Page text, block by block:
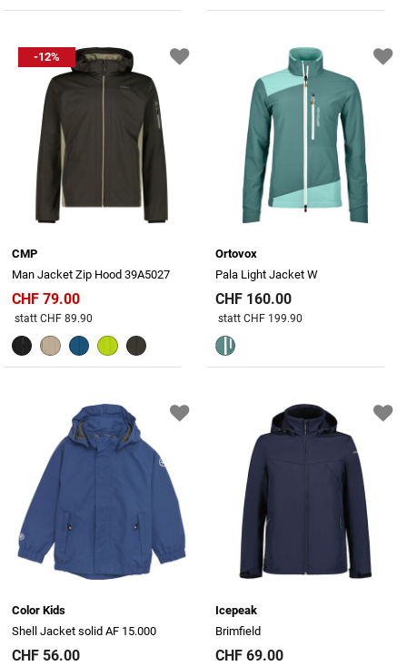
-12%
CMP
Man Jacket Zip Hood 39A5027
CHF 79.00
Preis reduziert von
statt CHF 89.90
Ortovox
Pala Light Jacket W
CHF 160.00
Preis reduziert von
statt CHF 199.90
Color Kids
Shell Jacket solid AF 15.000
CHF 56.00
Icepeak
Brimfield
CHF 69.00